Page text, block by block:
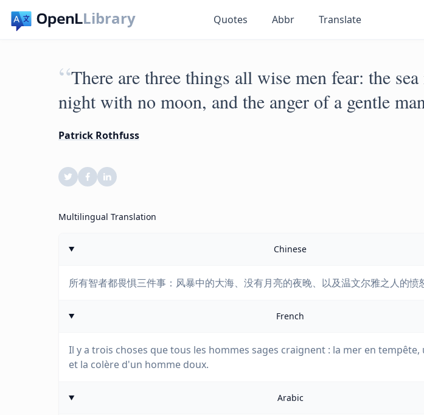
Library Quotes Abbr Translate
“There are three things all wise men fear: the
night with no moon, and the anger of a gentle
Patrick Rothfuss
Multilingual Translation
Chinese
所有智者都畏惧三件事：风暴中的大海、没有月亮的夜晚、以及温文尔雅之人的愤
French
Il y a trois choses que tous les hommes sages craignent : la mer en tempête,
et la colère d'un homme doux.
Arabic